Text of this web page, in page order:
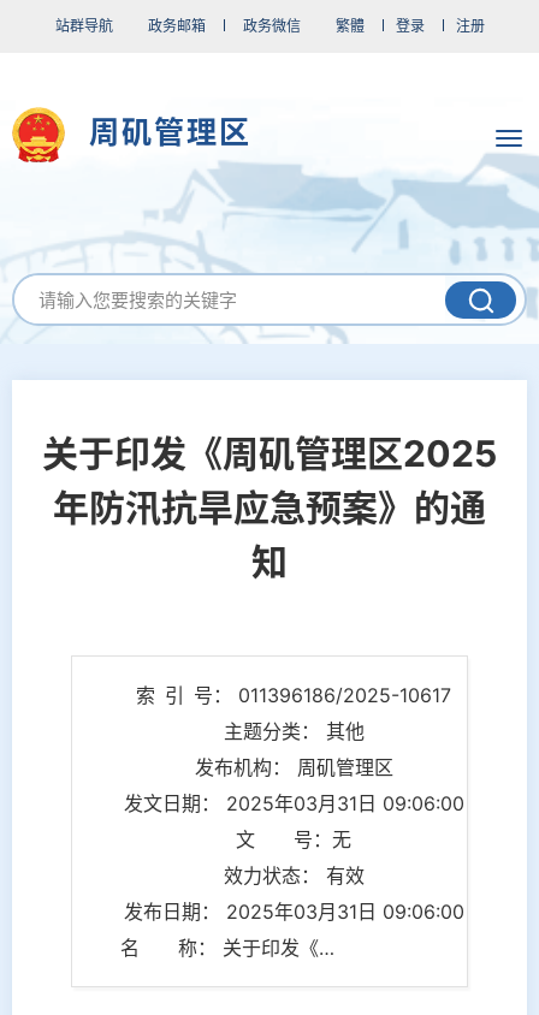
站群导航 政务邮箱 政务微信 繁體 登录 注册
周矶管理区
关于印发《周矶管理区2025
年防汛抗旱应急预案》的通
知
索 引 号： 011396186/2025-10617
主题分类： 其他
发布机构： 周矶管理区
发文日期： 2025年03月31日 09:06:00
文 号：无
效力状态： 有效
发布日期： 2025年03月31日 09:06:00
名 称： 关于印发《周矶管理区2025年防汛抗旱应急预案》的通知